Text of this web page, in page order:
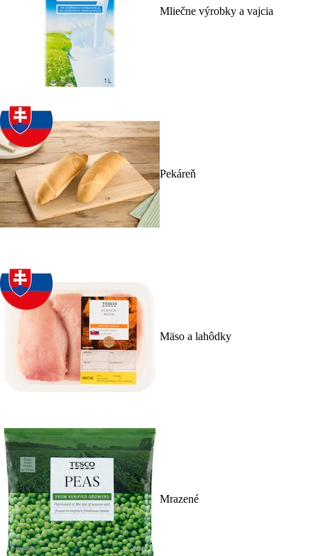
Mliečne výrobky a vajcia
Pekáreň
Mäso a lahôdky
Mrazené